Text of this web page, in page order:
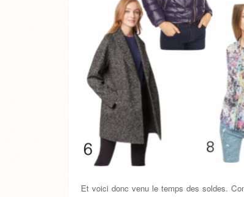
Et voici donc venu le temps des soldes.